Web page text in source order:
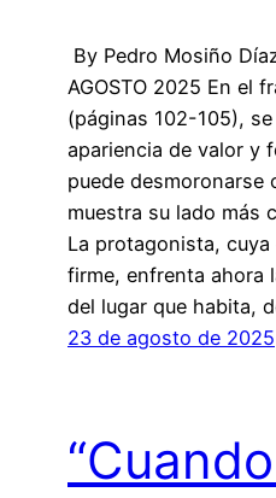
By Pedro Mosiño
AGOSTO 2025 En el
(páginas 102-105),
apariencia de valor y
puede desmoronarse
muestra su lado más
La protagonista,
firme, enfrenta ahora
del lugar que habita,
23 de agosto de 2025